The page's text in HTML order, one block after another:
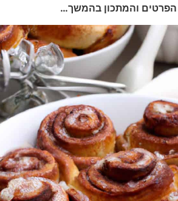
והמתכון בהמשך…